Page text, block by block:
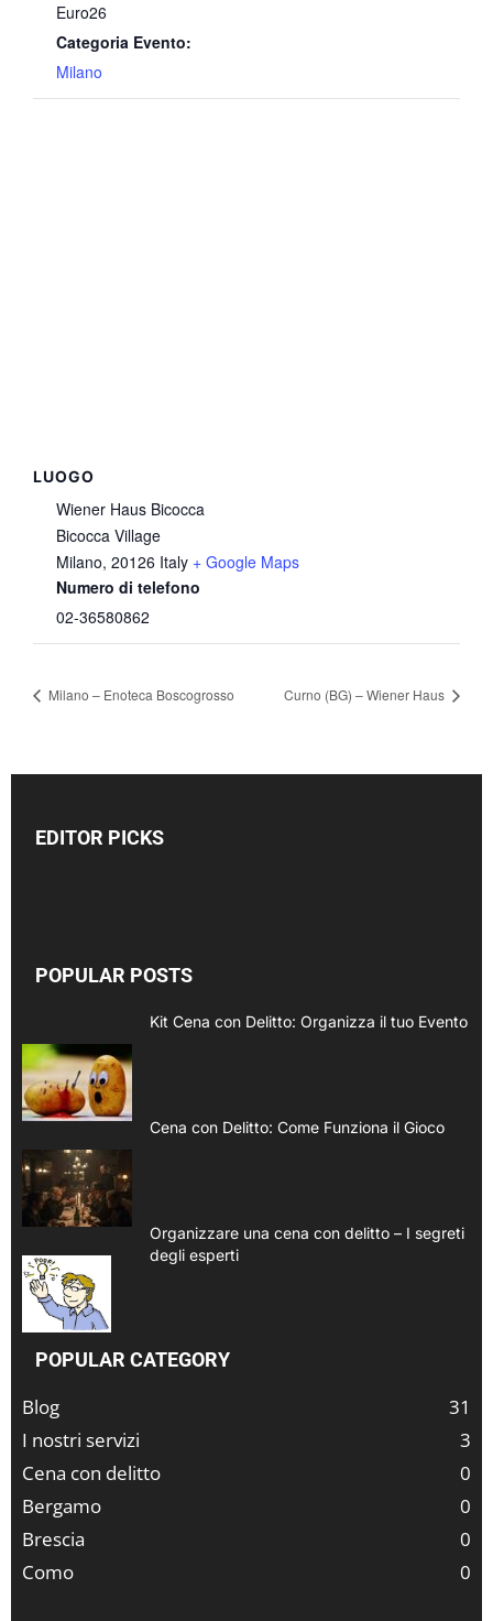
Euro26
Categoria Evento:
Milano
LUOGO
Wiener Haus Bicocca
Bicocca Village
Milano, 20126 Italy + Google Maps
Numero di telefono
02-36580862
Milano – Enoteca Boscogrosso Curno (BG) – Wiener Haus
EDITOR PICKS
POPULAR POSTS
Kit Cena con Delitto: Organizza il tuo Evento
Cena con Delitto: Come Funziona il Gioco
Organizzare una cena con delitto – I segreti
degli esperti
POPULAR CATEGORY
Blog
31
I nostri servizi
3
Cena con delitto
0
Bergamo
0
Brescia
0
Como
0